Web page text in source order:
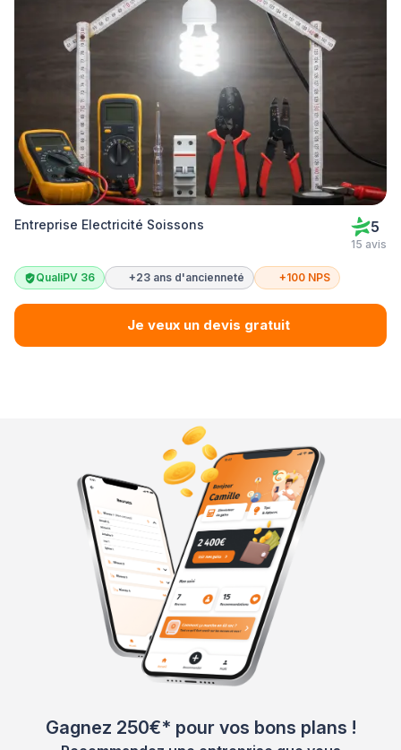
Entreprise Electricité Soissons 5
15 avis
QualiPV 36 +23 ans d'ancienneté +100 NPS
Je veux un devis gratuit
Gagnez 250€* pour vos bons plans !